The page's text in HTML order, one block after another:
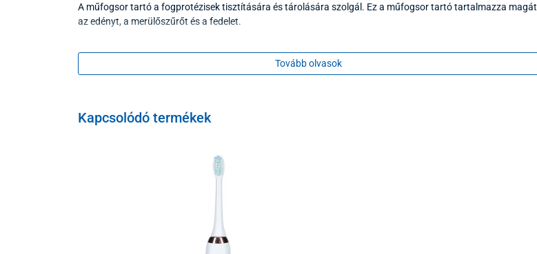
A műfogsor tartó a fogprotézisek tisztítására és tárolására szolgál. Ez a műfogsor tartó tartalmazza magát
az edényt, a merülőszűrőt és a fedelet.
Tovább olvasok
Kapcsolódó termékek